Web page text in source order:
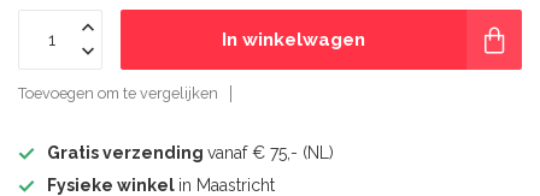
In winkelwagen
Toevoegen om te vergelijken
Gratis verzending vanaf € 75,- (NL)
Fysieke winkel in Maastricht